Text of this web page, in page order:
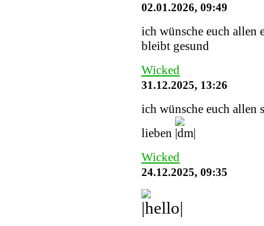
02.01.2026, 09:49
ich wünsche euch allen
bleibt gesund
Wicked
31.12.2025, 13:26
ich wünsche euch allen
lieben
Wicked
24.12.2025, 09:35